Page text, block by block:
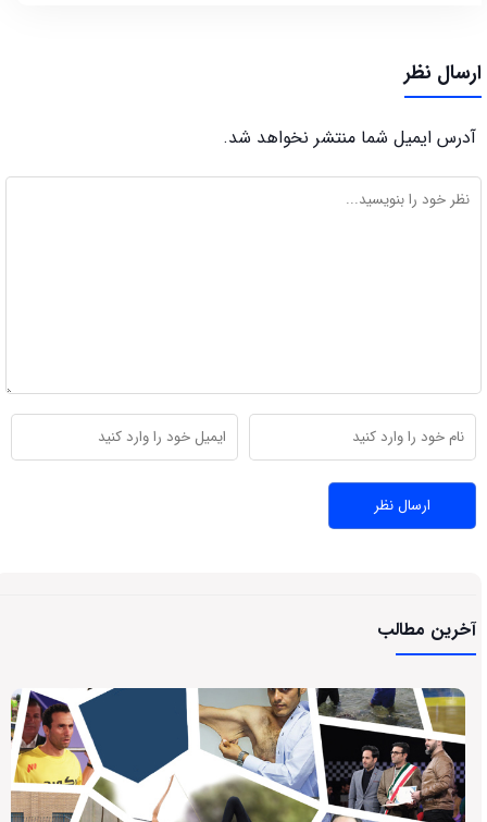
آخرین مطالب
ارسال نظر
آدرس ایمیل شما منتشر نخواهد شد.